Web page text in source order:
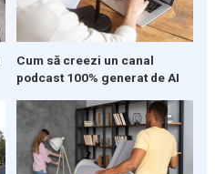
Cum să creezi un canal
podcast 100% generat de AI